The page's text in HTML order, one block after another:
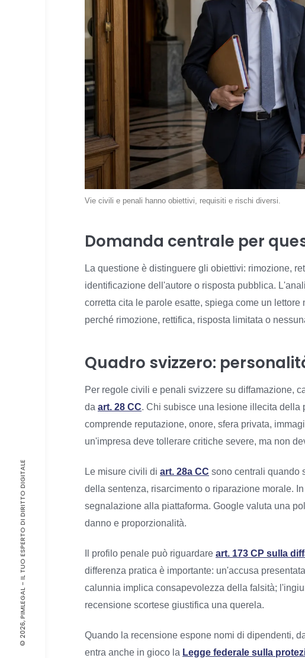
© 2026, PIMLEGAL - IL TUO ESPERTO DI DIRITTO DIGITALE
Vie civili e penali hanno obiettivi, requisiti e rischi diversi.
Domanda centrale per
La questione è distinguere gli obiettivi: rimozione,
identificazione dell'autore o risposta pubblica.
corretta cita le parole esatte, spiega come un
perché rimozione, rettifica, risposta limitata o
Quadro svizzero:
Per regole civili e penali svizzere su diffamazione,
da art. 28 CC. Chi subisce una lesione illecita
comprende reputazione, onore, sfera privata,
un'impresa deve tollerare critiche severe, ma non
Le misure civili di art. 28a CC sono centrali quando
della sentenza, risarcimento o riparazione morale.
segnalazione alla piattaforma. Google valuta una
danno e proporzionalità.
Il profilo penale può riguardare art. 173 CP sulla
differenza pratica è importante: un'accusa
calunnia implica consapevolezza della falsità;
recensione scortese giustifica una querela.
Quando la recensione espone nomi di dipendenti,
entra anche in gioco la Legge federale sulla